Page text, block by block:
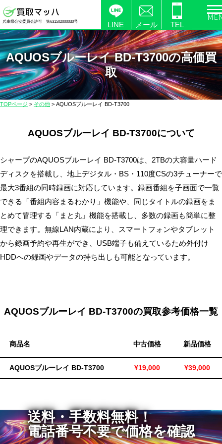
製
品
の
高
価
買
ら
取
マ
ッ
ハ】
料
無
料・
ス
振
兵庫県公安委員会許可 第631502000030号 LINE メール TEL
AQUOSブルーレイ BD-T3700の高価買
取
TOPページ > その他 > AQUOSブルーレイ BD-T3700
AQUOSブルーレイ BD-T3700について
シャープのAQUOSブルーレイ BD-T3700は、2TBの大容量ハード
ディスクを搭載し、地上デジタル・BS・110度CSの3チューナーで
最大3番組の同時録画に対応しています。録画番組を子画面で一覧
できる「番組内容まるわかり」機能や、同じタイトルの録画をま
とめて管理する「まと丸」機能を搭載し、多数の録画も簡単に整
理できます。無線LAN内蔵により、スマートフォンやタブレット
から録画予約や再生ができ、USB端子も備えているため外付け
HDDへの録画やデータの持ち出しも可能となっています。
AQUOSブルーレイ BD-T3700の買取参考価格一覧
商品名 中古価格 新品価格
AQUOSブルーレイ BD-T3700 ¥19,000 ¥39,000
送料・手数料無料！
電話番号不要で価格を確認